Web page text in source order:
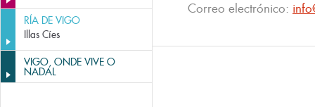
RÍA DE VIGO
Illas Cíes
VIGO, ONDE VIVE O
NADAL
Correo electrónico: